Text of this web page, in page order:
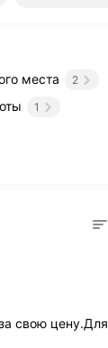
места 2
1
свою цену.Для